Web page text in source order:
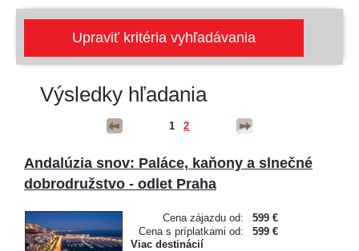
Výsledky hľadania
1 2
Andalúzia snov: Paláce, kaňony a slnečné
dobrodružstvo - odlet Praha
Cena zájazdu od:
599 €
Cena s príplatkami od:
599 €
Viac destinácií